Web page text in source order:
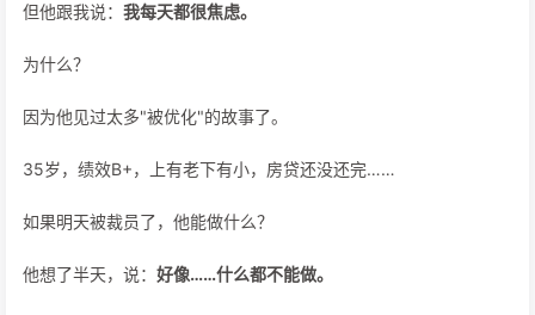
但他跟我说： 我每天都很焦虑。
为什么？
因为他见过太多"被优化"的故事了。
35岁，绩效B+，上有老下有小，房贷还没还完……
如果明天被裁员了，他能做什么？
他想了半天，说： 好像……什么都不能做。